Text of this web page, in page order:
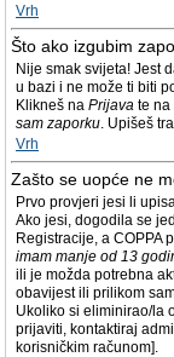
Vrh
Što ako izgubim
Nije smak svijeta! Jest
u bazi i ne može ti biti
Klikneš na Prijava te na
sam zaporku. Upišeš
Vrh
Zašto se uopće ne
Prvo provjeri jesi li
Ako jesi, dogodila se
Registracije, a COPPA
imam manje od 13
ili je možda potrebna
obavijest ili prilikom
Ukoliko si eliminirao/la
prijaviti, kontaktiraj
korisničkim računom].